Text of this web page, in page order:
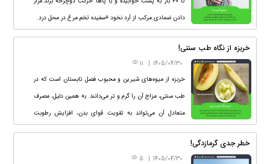
دادن ضمادی مرکب از آرد نخود +سفیده تخم مرغ در محل درد.
خربزه از نگاه طب سنتی!
1405/04/30
|
خربزه از میوه‌های شیرین و محبوب فصل تابستان است که در
طب سنتی، مزاج آن را گرم و تر می‌دانند. به همین دلیل، مصرف
متعادل آن می‌تواند به تقویت قوای بدن، افزایش رطوبت
طبیعی و کمک به رفع تشنگی در روزهای گرم کمک کند.
خطر جدی گرمازدگی!
1405/04/30
|